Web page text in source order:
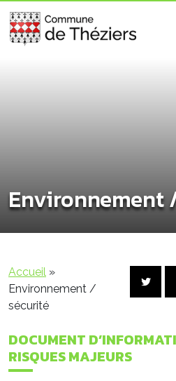
Environnement
Accueil »
Environnement /
sécurité
DOCUMENT
RISQUES MAJEURS